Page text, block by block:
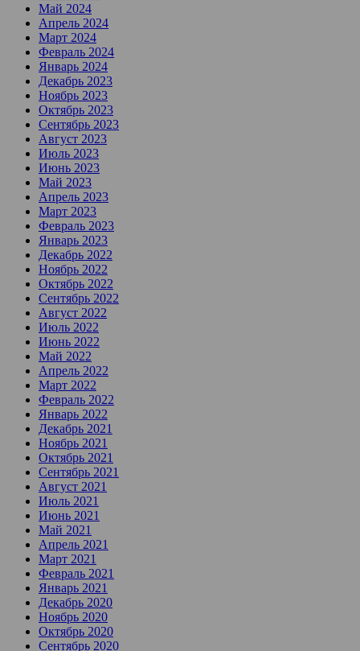
Май 2024
Апрель 2024
Март 2024
Февраль 2024
Январь 2024
Декабрь 2023
Ноябрь 2023
Октябрь 2023
Сентябрь 2023
Август 2023
Июль 2023
Июнь 2023
Май 2023
Апрель 2023
Март 2023
Февраль 2023
Январь 2023
Декабрь 2022
Ноябрь 2022
Октябрь 2022
Сентябрь 2022
Август 2022
Июль 2022
Июнь 2022
Май 2022
Апрель 2022
Март 2022
Февраль 2022
Январь 2022
Декабрь 2021
Ноябрь 2021
Октябрь 2021
Сентябрь 2021
Август 2021
Июль 2021
Июнь 2021
Май 2021
Апрель 2021
Март 2021
Февраль 2021
Январь 2021
Декабрь 2020
Ноябрь 2020
Октябрь 2020
Сентябрь 2020